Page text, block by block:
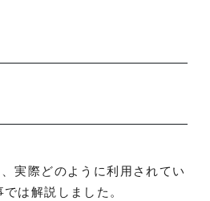
実際どのように利用されてい
は解説しました。